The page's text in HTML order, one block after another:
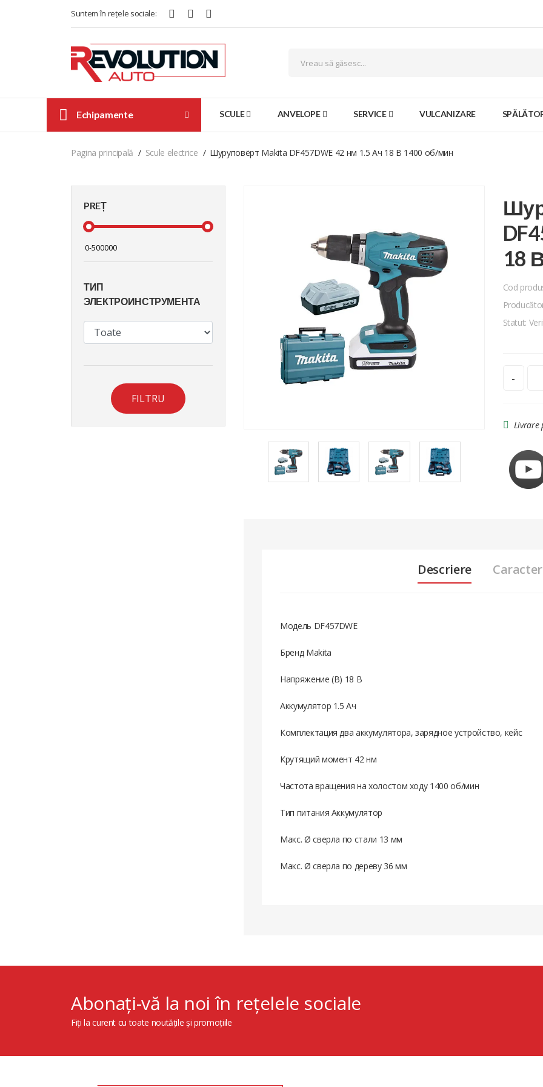
Suntem în rețele sociale:
Echipamente SCULE ANVELOPE SERVICE VULCANIZARE
Pagina principală Scule electrice Шуруповёрт Makita DF457DWE 42 нм 1.5 Ач 18 В 1400 об/мин
PREȚ
ТИП
ЭЛЕКТРОИНСТРУМЕНТА
FILTRU
18
Cod
Statut:
-
Livrare
Descriere
Модель DF457DWE
Бренд Makita
Напряжение (В) 18 В
Аккумулятор 1.5 Ач
Комплектация два аккумулятора, зарядное устройство, кейс
Крутящий момент 42 нм
Частота вращения на холостом ходу 1400 об/мин
Тип питания Аккумулятор
Макс. Ø сверла по стали 13 мм
Макс. Ø сверла по дереву 36 мм
Abonați-vă la noi în rețelele sociale
Fiți la curent cu toate noutățile și promoțiile